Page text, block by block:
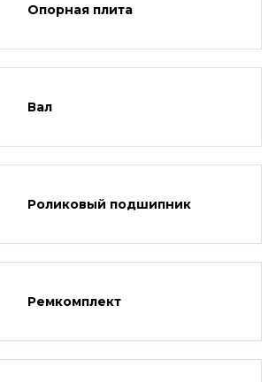
Опорная плита
Вал
Роликовый подшипник
Ремкомплект